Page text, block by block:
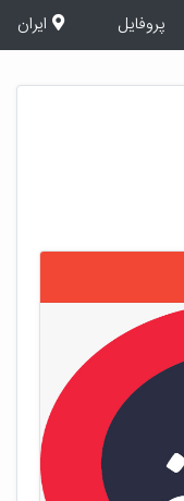
پروفایل ایران